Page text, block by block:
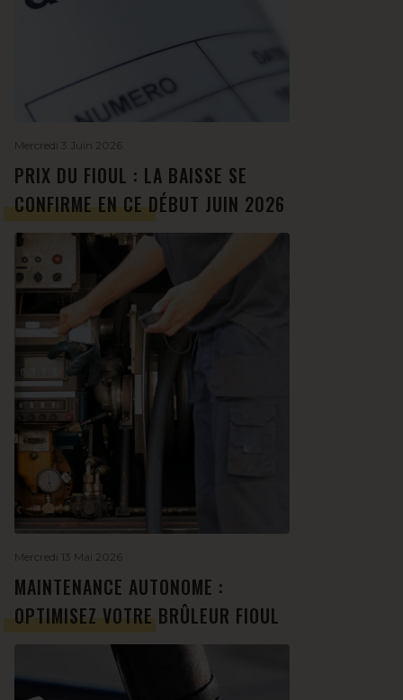
Mercredi 3 Juin 2026
PRIX DU FIOUL : LA BAISSE SE
CONFIRME EN CE DÉBUT JUIN 2026
Mercredi 13 Mai 2026
MAINTENANCE AUTONOME :
OPTIMISEZ VOTRE BRÛLEUR FIOUL